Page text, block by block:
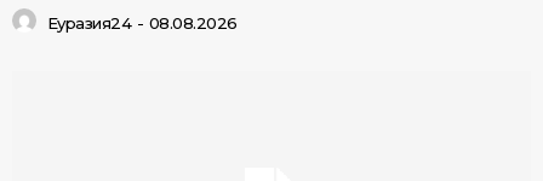
Еуразия24 - 08.08.2026